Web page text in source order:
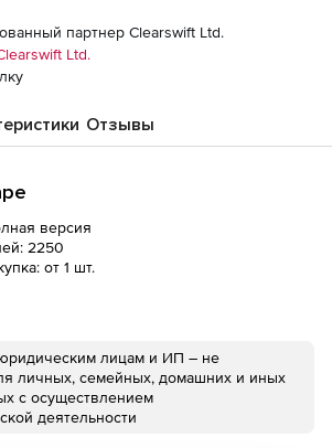
партнер Clearswift Ltd.
Ltd.
Отзывы
версия
2250
от 1 шт.
лицам и ИП – не
личных, семейных, домашних и иных
с осуществлением
деятельности